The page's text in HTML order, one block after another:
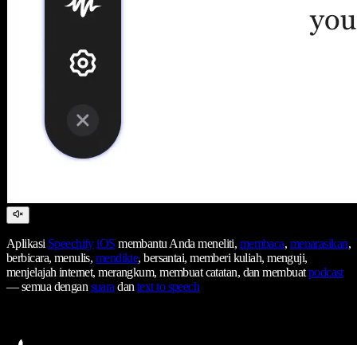
Aplikasi Speechify iOS membantu Anda meneliti, membaca, menarasikan,
berbicara, menulis, mendikte, bersantai, memberi kuliah, menguji,
menjelajah internet, merangkum, membuat catatan, dan membuatpodcast
— semua dengansuaradantext to speech